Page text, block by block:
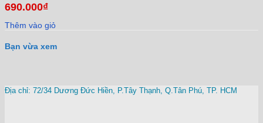
690.000₫
Thêm vào giỏ
Bạn vừa xem
Địa chỉ: 72/34 Dương Đức Hiền, P.Tây Thạnh, Q.Tân Phú, TP. HCM